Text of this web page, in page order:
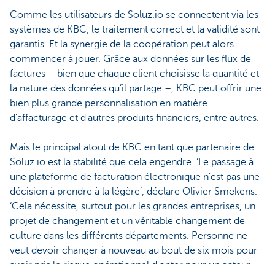
Comme les utilisateurs de Soluz.io se connectent via les
systèmes de KBC, le traitement correct et la validité sont
garantis. Et la synergie de la coopération peut alors
commencer à jouer. Grâce aux données sur les flux de
factures – bien que chaque client choisisse la quantité et
la nature des données qu’il partage –, KBC peut offrir une
bien plus grande personnalisation en matière
d'affacturage et d'autres produits financiers, entre autres.
Mais le principal atout de KBC en tant que partenaire de
Soluz.io est la stabilité que cela engendre. ‘Le passage à
une plateforme de facturation électronique n'est pas une
décision à prendre à la légère’, déclare Olivier Smekens.
‘Cela nécessite, surtout pour les grandes entreprises, un
projet de changement et un véritable changement de
culture dans les différents départements. Personne ne
veut devoir changer à nouveau au bout de six mois pour